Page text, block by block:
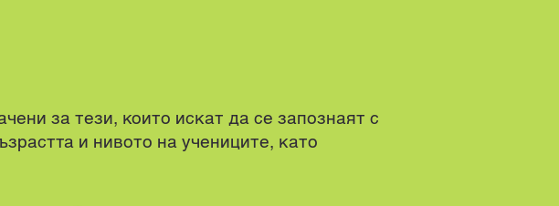
за тези, които искат да се запознаят с
и нивото на учениците, като